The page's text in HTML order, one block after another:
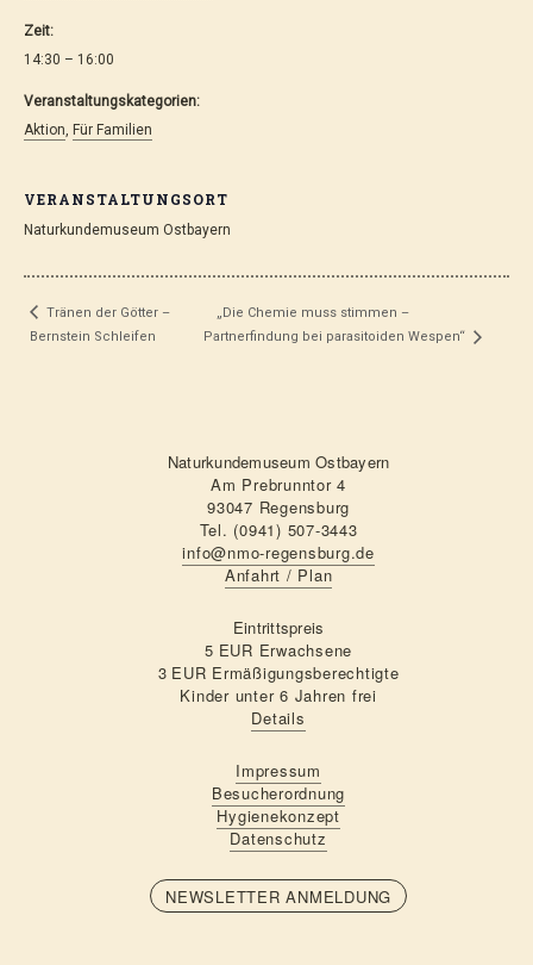
Zeit:
14:30 – 16:00
Veranstaltungskategorien:
Aktion, Für Familien
VERANSTALTUNGSORT
Naturkundemuseum Ostbayern
Tränen der Götter –
Bernstein Schleifen
„Die Chemie muss stimmen –
Partnerfindung bei parasitoiden Wespen“
Naturkundemuseum Ostbayern
Am Prebrunntor 4
93047 Regensburg
Tel. (0941) 507-3443
info@nmo-regensburg.de
Anfahrt / Plan
Eintrittspreis
5 EUR Erwachsene
3 EUR Ermäßigungsberechtigte
Kinder unter 6 Jahren frei
Details
Impressum
Besucherordnung
Hygienekonzept
Datenschutz
NEWSLETTER ANMELDUNG